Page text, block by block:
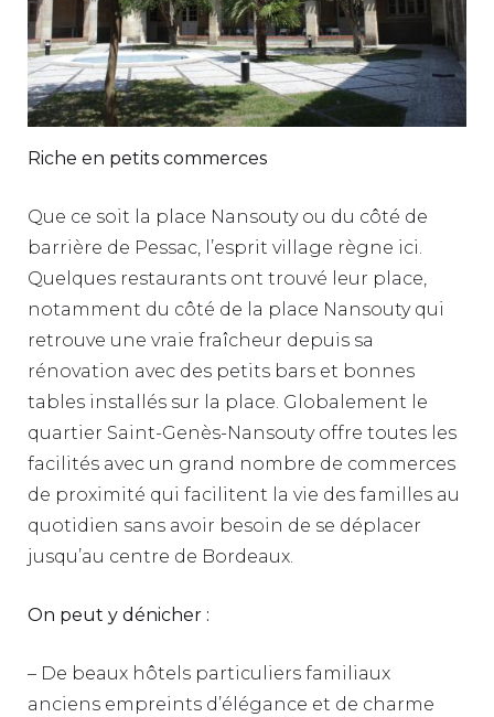
Riche en petits commerces
Que ce soit la place Nansouty ou du côté de
barrière de Pessac, l’esprit village règne ici.
Quelques restaurants ont trouvé leur place,
notamment du côté de la place Nansouty qui
retrouve une vraie fraîcheur depuis sa
rénovation avec des petits bars et bonnes
tables installés sur la place. Globalement le
quartier Saint-Genès-Nansouty offre toutes les
facilités avec un grand nombre de commerces
de proximité qui facilitent la vie des familles au
quotidien sans avoir besoin de se déplacer
jusqu’au centre de Bordeaux.
On peut y dénicher :
– De beaux hôtels particuliers familiaux
anciens empreints d’élégance et de charme